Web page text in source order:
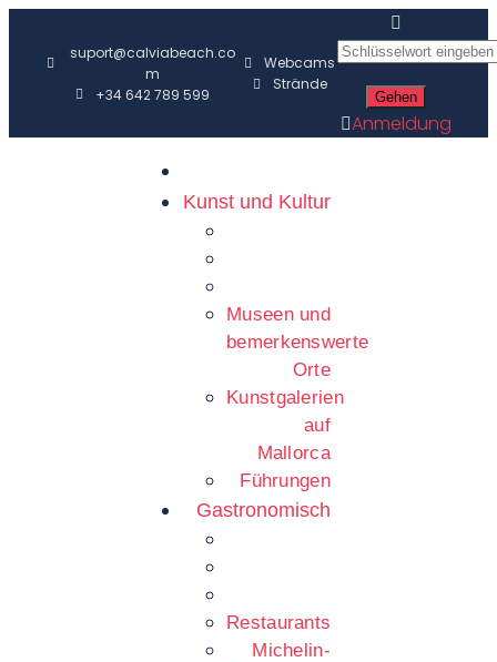
suport@calviabeach.co
m
+34 642 789 599
Webcams
Strände
Anmeldung
Kunst und Kultur
Museen und
bemerkenswerte
Orte
Kunstgalerien
auf
Mallorca
Führungen
Gastronomisch
Restaurants
Michelin-